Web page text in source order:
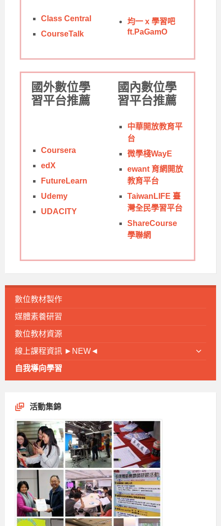
Class Central
CourseTalk
均一 x 學習吧
ft.PaGamO
國外數位學
習平台推薦
國內數位學
習平台推薦
Coursera
edX
FutureLearn
Udemy
UDACITY
中華開放教育平
台
微學棧WayE
ewant 育網開放
教育平台
TaiwanLIFE 臺
灣全民學習平台
ShareCourse
學聯網
數位教材製作
媒體素養研習
數位教材資源
線上課程資訊 ►NEW◄
自我導向學習
活動集錦